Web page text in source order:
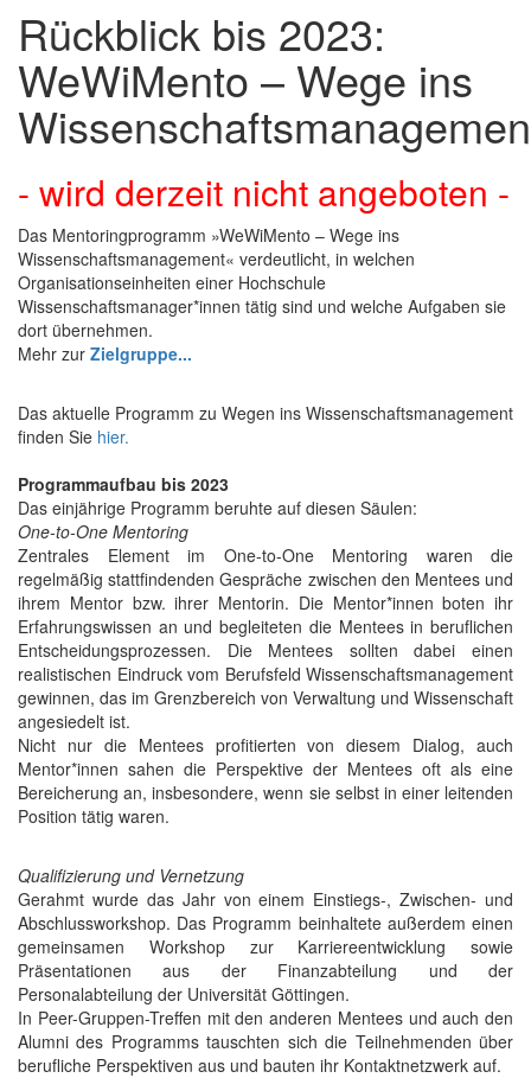
Rückblick bis 2023:
WeWiMento – Wege ins
- wird derzeit nicht angeboten -
Das Mentoringprogramm »WeWiMento – Wege ins
Wissenschaftsmanagement« verdeutlicht, in welchen
Organisationseinheiten einer Hochschule
Wissenschaftsmanager*innen tätig sind und welche Aufgaben sie
dort übernehmen.
Mehr zur Zielgruppe...
Das aktuelle Programm zu Wegen ins Wissenschaftsmanagement
finden Sie hier.
Programmaufbau bis 2023
Das einjährige Programm beruhte auf diesen Säulen:
One-to-One Mentoring
Zentrales Element im One-to-One Mentoring waren die
regelmäßig stattfindenden Gespräche zwischen den Mentees und
ihrem Mentor bzw. ihrer Mentorin. Die Mentor*innen boten ihr
Erfahrungswissen an und begleiteten die Mentees in beruflichen
Entscheidungsprozessen. Die Mentees sollten dabei einen
realistischen Eindruck vom Berufsfeld Wissenschaftsmanagement
gewinnen, das im Grenzbereich von Verwaltung und Wissenschaft
angesiedelt ist.
Nicht nur die Mentees profitierten von diesem Dialog, auch
Mentor*innen sahen die Perspektive der Mentees oft als eine
Bereicherung an, insbesondere, wenn sie selbst in einer leitenden
Position tätig waren.
Qualifizierung und Vernetzung
Gerahmt wurde das Jahr von einem Einstiegs-, Zwischen- und
Abschlussworkshop. Das Programm beinhaltete außerdem einen
gemeinsamen Workshop zur Karriereentwicklung sowie
Präsentationen aus der Finanzabteilung und der
Personalabteilung der Universität Göttingen.
In Peer-Gruppen-Treffen mit den anderen Mentees und auch den
Alumni des Programms tauschten sich die Teilnehmenden über
berufliche Perspektiven aus und bauten ihr Kontaktnetzwerk auf.